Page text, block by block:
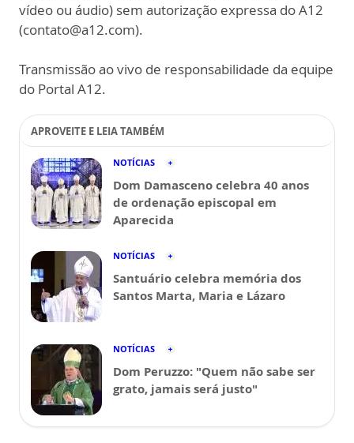
vídeo ou áudio) sem autorização expressa do A12
(contato@a12.com).
Transmissão ao vivo de responsabilidade da equipe
do Portal A12.
APROVEITE E LEIA TAMBÉM
NOTÍCIAS
Dom Damasceno celebra 40 anos
de ordenação episcopal em
Aparecida
NOTÍCIAS
Santuário celebra memória dos
Santos Marta, Maria e Lázaro
NOTÍCIAS
Dom Peruzzo: "Quem não sabe ser
grato, jamais será justo"